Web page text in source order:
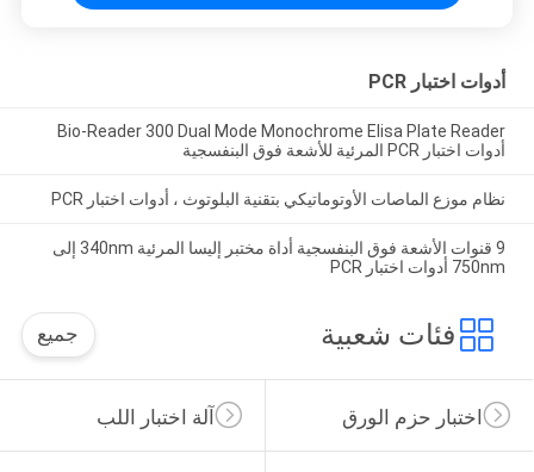
أدوات اختبار PCR
Bio-Reader 300 Dual Mode Monochrome Elisa Plate Reader
أدوات اختبار PCR المرئية للأشعة فوق البنفسجية
نظام موزع الماصات الأوتوماتيكي بتقنية البلوتوث ، أدوات اختبار PCR
9 قنوات الأشعة فوق البنفسجية أداة مختبر إليسا المرئية 340nm إلى
750nm أدوات اختبار PCR
فئات شعبية جميع
آلة اختبار اللب اختبار حزم الورق